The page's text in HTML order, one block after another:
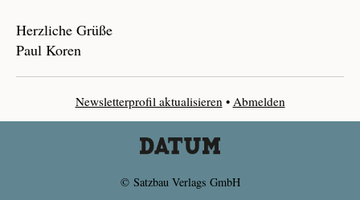
Herzliche Grüße
Paul Koren
Newsletterprofil aktualisieren• Abmelden
© Satzbau Verlags GmbH